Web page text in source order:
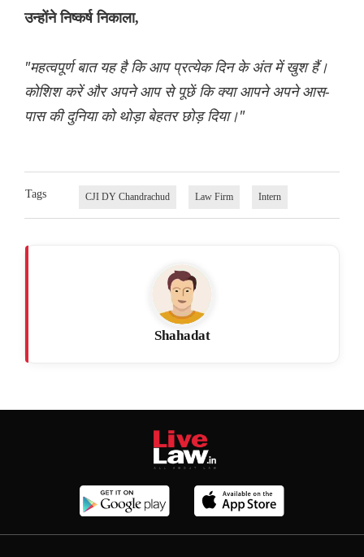
उन्होंने निष्कर्ष निकाला,
"महत्वपूर्ण बात यह है कि आप प्रत्येक दिन के अंत में खुश हैं।
कोशिश करें और अपने आप से पूछें कि क्या आपने अपने आस-
पास की दुनिया को थोड़ा बेहतर छोड़ दिया।"
Tags CJI DY Chandrachud Law Firm Intern
Shahadat